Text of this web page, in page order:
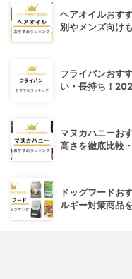
ヘアオイルおす
別やメンズ向けも
フライパンおす
い・長持ち！
マヌカハニーお
高さを徹底比較
ドッグフードお
ルギー対策商品